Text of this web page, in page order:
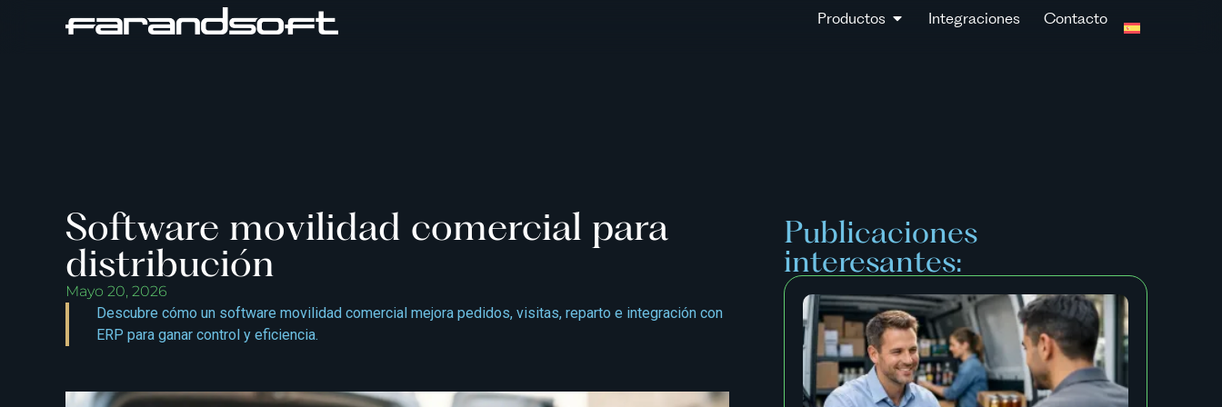
Productos Integraciones Contacto
Software movilidad comercial para
distribución
Mayo 20, 2026
Descubre cómo un software movilidad comercial mejora pedidos, visitas, reparto e integración con
ERP para ganar control y eficiencia.
Publicaciones
interesantes: